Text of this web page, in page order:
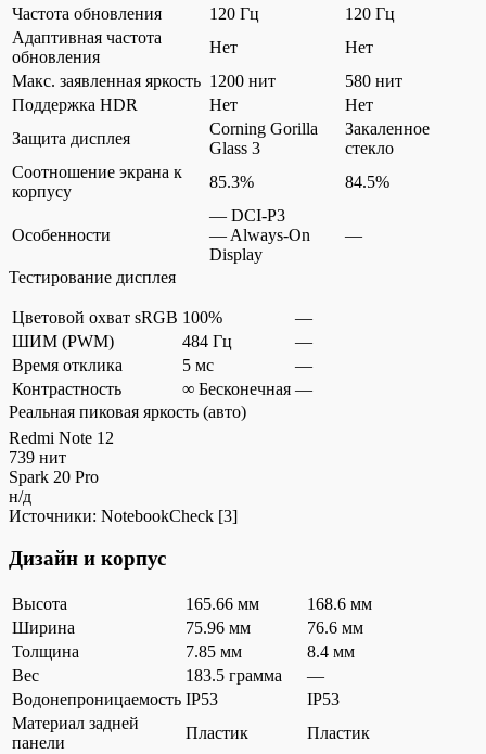
Частота обновления
120 Гц
120 Гц
Адаптивная частота
обновления
Нет
Нет
Макс. заявленная яркость 1200 нит
580 нит
Поддержка HDR
Нет
Нет
Защита дисплея
Corning Gorilla
Glass 3
Закаленное
стекло
Соотношение экрана к
корпусу
85.3% 84.5%
Особенности
— DCI-P3
— Always-On
Display
—
Тестирование дисплея
Цветовой охват sRGB 100%
—
ШИМ (PWM)
484 Гц
—
Время отклика
5 мс
—
Контрастность
∞ Бесконечная —
Реальная пиковая яркость (авто)
Redmi Note 12
739 нит
Spark 20 Pro
н/д
Источники: NotebookCheck [3]
Дизайн и корпус
Высота 165.66 мм
168.6 мм
Ширина
75.96 мм
76.6 мм
Толщина
7.85 мм
8.4 мм
Вес
183.5 грамма
—
Водонепроницаемость IP53
IP53
Материал задней
панели
Пластик
Пластик